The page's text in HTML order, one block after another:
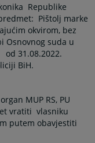
Republike
Pištolj marke
okvirom, bez
Osnovnog suda u
od 31.08.2022.
BiH.
MUP RS, PU
vratiti vlasniku
putem obavjestiti